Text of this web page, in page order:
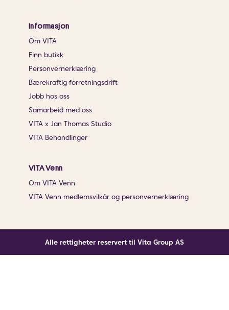
Informasjon
Om VITA
Finn butikk
Personvernerklæring
Bærekraftig forretningsdrift
Jobb hos oss
Samarbeid med oss
VITA x Jan Thomas Studio
VITA Behandlinger
VITA Venn
Om VITA Venn
VITA Venn medlemsvilkår og personvernerklæring
Alle rettigheter reservert til Vita Group AS